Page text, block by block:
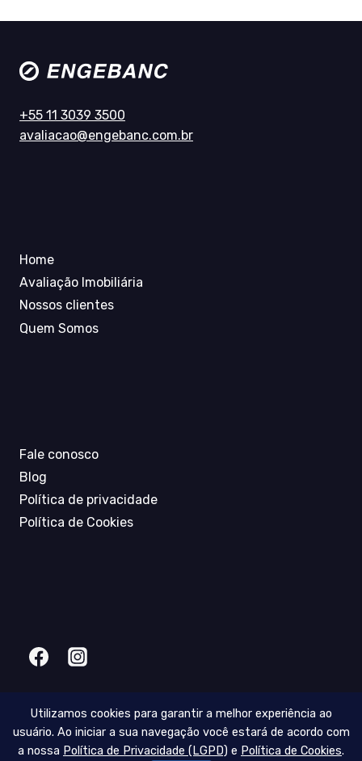
+55 11 3039 3500
avaliacao@engebanc.com.br
Home
Avaliação Imobiliária
Nossos clientes
Quem Somos
Fale conosco
Blog
Política de privacidade
Política de Cookies
2026 © ENGEBANC - Engenharia e Serviços Ltda.
Desenvolvido por Infind.Tech
Utilizamos cookies para garantir a melhor experiência ao
usuário. Ao iniciar a sua navegação você estará de acordo com
a nossa Política de Privacidade (LGPD) e Política de Cookies.